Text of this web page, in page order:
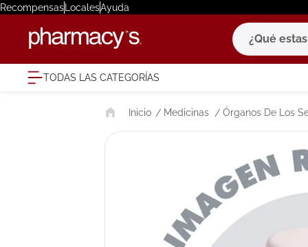
RecompensasLocalesAyuda
¿Qué estas
TODAS LAS CATEGORÍAS
Medicinas Órganos De Los
1 . eucerin
3.